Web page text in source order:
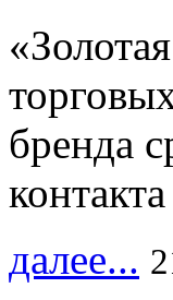
бренда
далее...